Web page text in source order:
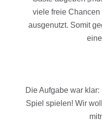
viele freie
ausgenutzt. Somit
Die Aufgabe war
Spiel spielen! Wir